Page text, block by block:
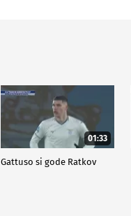
01:33
Gattuso si gode Ratkov